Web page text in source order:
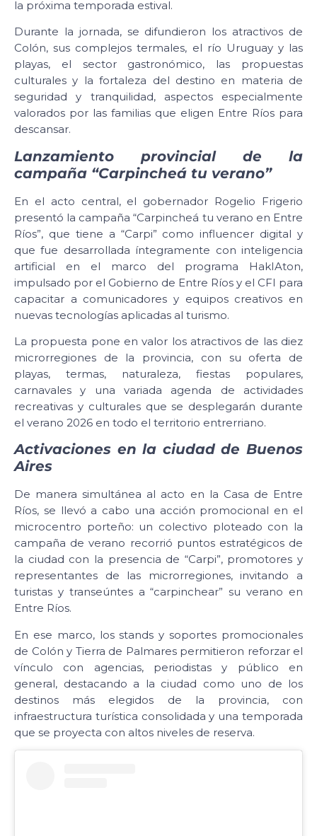
la próxima temporada estival.
Durante la jornada, se difundieron los atractivos de
Colón, sus complejos termales, el río Uruguay y las
playas, el sector gastronómico, las propuestas
culturales y la fortaleza del destino en materia de
seguridad y tranquilidad, aspectos especialmente
valorados por las familias que eligen Entre Ríos para
descansar.
Lanzamiento provincial de la
campaña “Carpincheá tu verano”
En el acto central, el gobernador Rogelio Frigerio
presentó la campaña “Carpincheá tu verano en Entre
Ríos”, que tiene a “Carpi” como influencer digital y
que fue desarrollada íntegramente con inteligencia
artificial en el marco del programa HakIAton,
impulsado por el Gobierno de Entre Ríos y el CFI para
capacitar a comunicadores y equipos creativos en
nuevas tecnologías aplicadas al turismo.
La propuesta pone en valor los atractivos de las diez
microrregiones de la provincia, con su oferta de
playas, termas, naturaleza, fiestas populares,
carnavales y una variada agenda de actividades
recreativas y culturales que se desplegarán durante
el verano 2026 en todo el territorio entrerriano.
Activaciones en la ciudad de Buenos
Aires
De manera simultánea al acto en la Casa de Entre
Ríos, se llevó a cabo una acción promocional en el
microcentro porteño: un colectivo ploteado con la
campaña de verano recorrió puntos estratégicos de
la ciudad con la presencia de “Carpi”, promotores y
representantes de las microrregiones, invitando a
turistas y transeúntes a “carpinchear” su verano en
Entre Ríos.
En ese marco, los stands y soportes promocionales
de Colón y Tierra de Palmares permitieron reforzar el
vínculo con agencias, periodistas y público en
general, destacando a la ciudad como uno de los
destinos más elegidos de la provincia, con
infraestructura turística consolidada y una temporada
que se proyecta con altos niveles de reserva.